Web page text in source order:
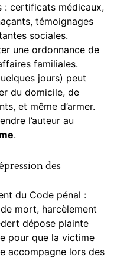
: certificats médicaux,
témoignages
sociales.
une ordonnance de
familiales.
jours) peut
du domicile, de
et même d’armer.
l’auteur au
.
des
du Code pénal :
mort, harcèlement
dépose plainte
pour que la victime
accompagne lors des